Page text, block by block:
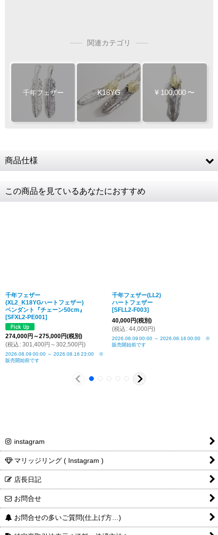
関連カテゴリ
千年フェザー K18YG ¥ 100,000 〜
商品仕様
素材
ー)
この商品を見ているあなたにおすすめ
千年フェザー
(XL2_K18YGハートフェザー)
ペンダント『チェーン50cm』
[SFXL2-PE001]
274,000円 ～275,000円(税別)
(税込 : 301,400円 ～302,500円)
2026.08.09 00:00 ～ 2026.08.16 23:00 ※
販売開始前です
千年フェザー(LL2)
ハートフェザー
[SFLL2-F003]
40,000円(税別)
(税込 : 44,000円)
2026.08.09 00:00 ～ 2026.08.16 00:00 ※
販売開始前です
instagram
マリッジリング ( Instagram )
店長日記
お問合せ
お問合せの多いご質問(仕上げ方…)